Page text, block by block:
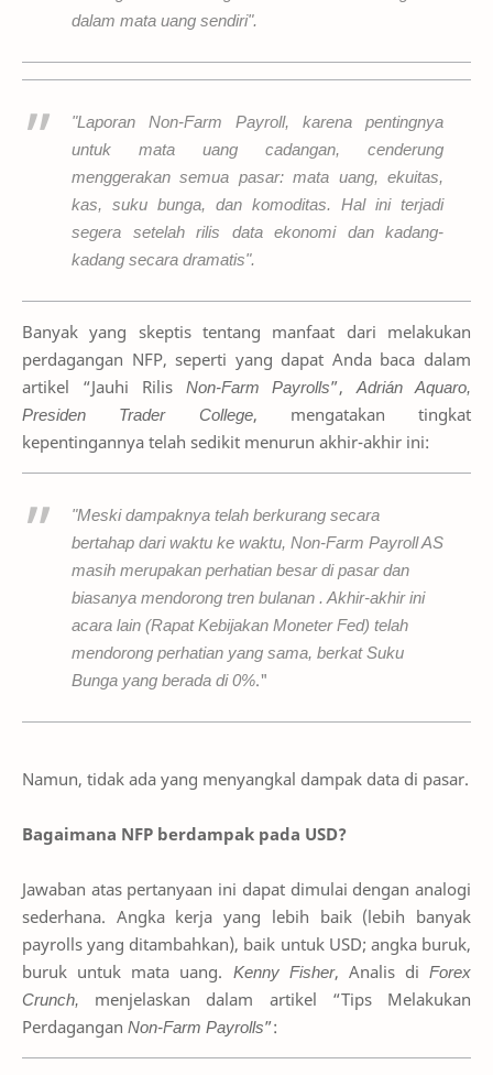
dalam mata uang sendiri".
"Laporan Non-Farm Payroll, karena pentingnya
untuk mata uang cadangan, cenderung
menggerakan semua pasar: mata uang, ekuitas,
kas, suku bunga, dan komoditas. Hal ini terjadi
segera setelah rilis data ekonomi dan kadang-
kadang secara dramatis".
Banyak yang skeptis tentang manfaat dari melakukan
perdagangan NFP, seperti yang dapat Anda baca dalam
artikel “Jauhi Rilis Non-Farm Payrolls”,Adrián Aquaro,
Presiden Trader College, mengatakan tingkat
kepentingannya telah sedikit menurun akhir-akhir ini:
"Meski dampaknya telah berkurang secara
bertahap dari waktu ke waktu, Non-Farm Payroll AS
masih merupakan perhatian besar di pasar dan
biasanya mendorong tren bulanan . Akhir-akhir ini
acara lain (Rapat Kebijakan Moneter Fed) telah
mendorong perhatian yang sama, berkat Suku
Bunga yang berada di 0%."
Namun, tidak ada yang menyangkal dampak data di pasar.
Bagaimana NFP berdampak pada USD?
Jawaban atas pertanyaan ini dapat dimulai dengan analogi
sederhana. Angka kerja yang lebih baik (lebih banyak
payrolls yang ditambahkan), baik untuk USD; angka buruk,
buruk untuk mata uang. Kenny Fisher, Analis di Forex
Crunch, menjelaskan dalam artikel “Tips Melakukan
Perdagangan Non-Farm Payrolls”: